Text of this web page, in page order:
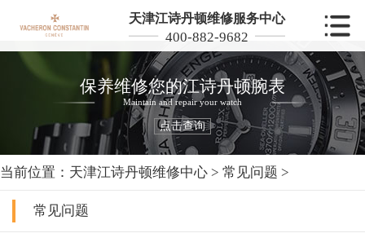
天津江诗丹顿维修服务中心
400-882-9682
保养维修您的江诗丹顿腕表
Maintain and repair your watch
点击查询
当前位置： 天津江诗丹顿维修中心 > 常见问题 >
常见问题